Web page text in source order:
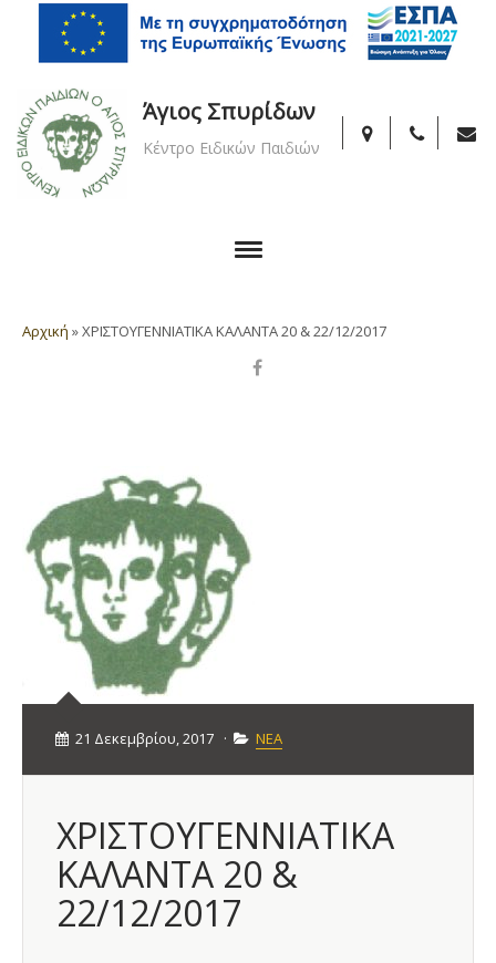
Άγιος Σπυρίδων
Κέντρο Ειδικών Παιδιών
Αρχική »ΧΡΙΣΤΟΥΓΕΝΝΙΑΤΙΚΑ ΚΑΛΑΝΤΑ 20 & 22/12/2017
21 Δεκεμβρίου, 2017 · ΝΕΑ
ΧΡΙΣΤΟΥΓΕΝΝΙΑΤΙΚΑ
ΚΑΛΑΝΤΑ 20 &
22/12/2017